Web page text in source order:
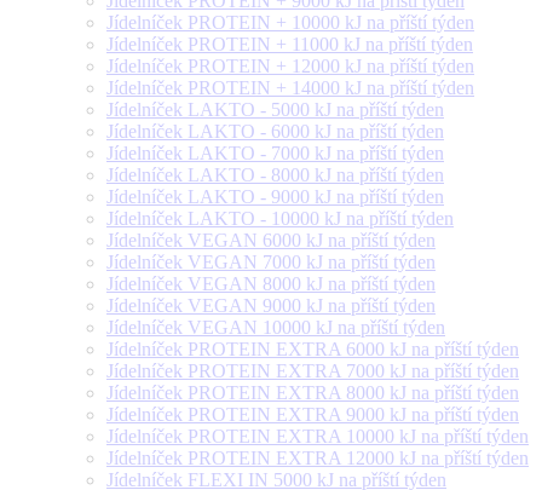
Jídelníček PROTEIN + 10000 kJ na příští týden
Jídelníček PROTEIN + 11000 kJ na příští týden
Jídelníček PROTEIN + 12000 kJ na příští týden
Jídelníček PROTEIN + 14000 kJ na příští týden
Jídelníček LAKTO - 5000 kJ na příští týden
Jídelníček LAKTO - 6000 kJ na příští týden
Jídelníček LAKTO - 7000 kJ na příští týden
Jídelníček LAKTO - 8000 kJ na příští týden
Jídelníček LAKTO - 9000 kJ na příští týden
Jídelníček LAKTO - 10000 kJ na příští týden
Jídelníček VEGAN 6000 kJ na příští týden
Jídelníček VEGAN 7000 kJ na příští týden
Jídelníček VEGAN 8000 kJ na příští týden
Jídelníček VEGAN 9000 kJ na příští týden
Jídelníček VEGAN 10000 kJ na příští týden
Jídelníček PROTEIN EXTRA 6000 kJ na příští týden
Jídelníček PROTEIN EXTRA 7000 kJ na příští týden
Jídelníček PROTEIN EXTRA 8000 kJ na příští týden
Jídelníček PROTEIN EXTRA 9000 kJ na příští týden
Jídelníček PROTEIN EXTRA 10000 kJ na příští týden
Jídelníček PROTEIN EXTRA 12000 kJ na příští týden
Jídelníček FLEXI IN 5000 kJ na příští týden